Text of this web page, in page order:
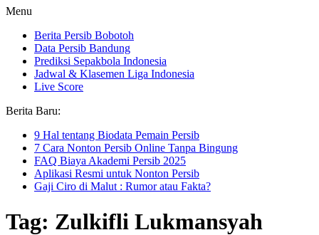
Menu
Berita Persib Bobotoh
Data Persib Bandung
Prediksi Sepakbola Indonesia
Jadwal & Klasemen Liga Indonesia
Live Score
Berita Baru:
9 Hal tentang Biodata Pemain Persib
7 Cara Nonton Persib Online Tanpa Bingung
FAQ Biaya Akademi Persib 2025
Aplikasi Resmi untuk Nonton Persib
Gaji Ciro di Malut : Rumor atau Fakta?
Tag: Zulkifli Lukmansyah